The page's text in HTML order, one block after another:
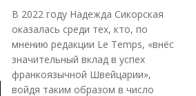
В 2022 году Надежда Сикорская
оказалась среди тех, кто, по
мнению редакции Le Temps, «внёс
значительный вклад в успех
франкоязычной Швейцарии»,
войдя таким образом в число